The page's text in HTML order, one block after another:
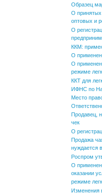
Образец
О принятых
оптовых и
О
ККМ:
О
О
режиме
ККТ для
ИФНС по
Место
Продавец,
чек
О
Продажа
нуждается
Роспром
О
оказании
режиме
Изменения